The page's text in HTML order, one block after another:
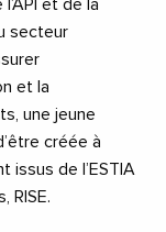
et de la
secteur
et la
une jeune
créée à
issus de l’ESTIA
RISE.